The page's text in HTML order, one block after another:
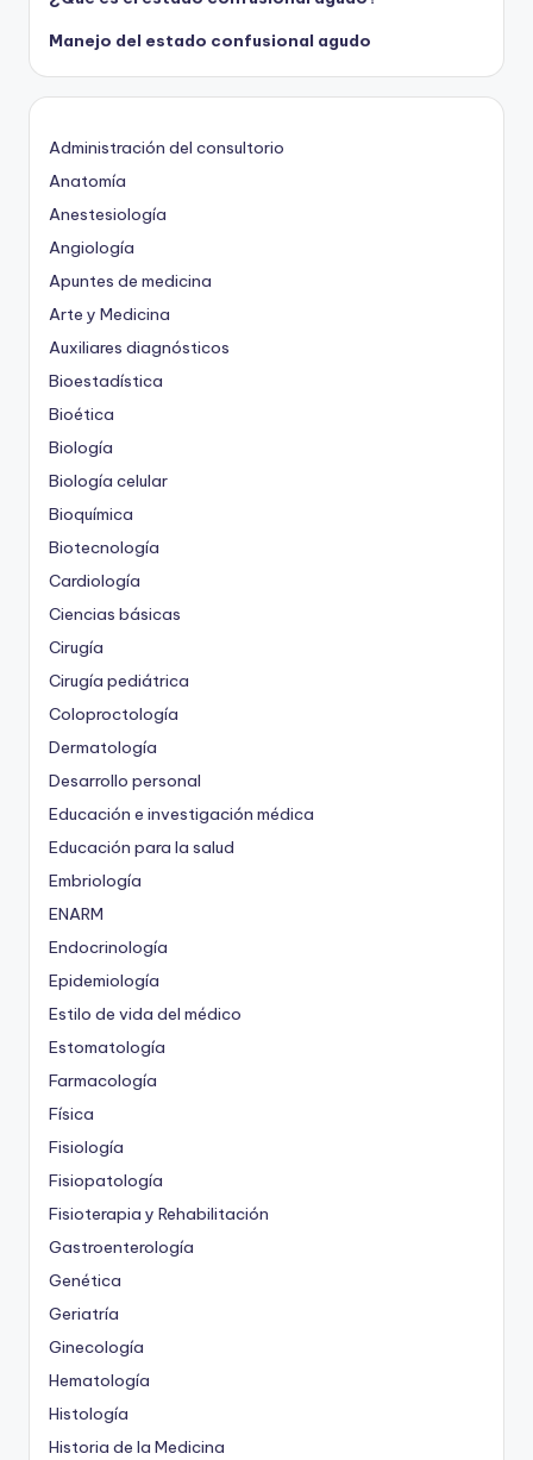
Manejo del estado confusional agudo
Administración del consultorio
Anatomía
Anestesiología
Angiología
Apuntes de medicina
Arte y Medicina
Auxiliares diagnósticos
Bioestadística
Bioética
Biología
Biología celular
Bioquímica
Biotecnología
Cardiología
Ciencias básicas
Cirugía
Cirugía pediátrica
Coloproctología
Dermatología
Desarrollo personal
Educación e investigación médica
Educación para la salud
Embriología
ENARM
Endocrinología
Epidemiología
Estilo de vida del médico
Estomatología
Farmacología
Física
Fisiología
Fisiopatología
Fisioterapia y Rehabilitación
Gastroenterología
Genética
Geriatría
Ginecología
Hematología
Histología
Historia de la Medicina